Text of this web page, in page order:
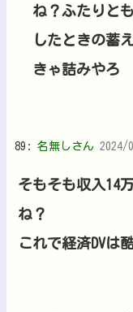
ね？ふたりと
したときの蓄
きゃ詰みやろ
89: 名無しさん 2024/
そもそも収入14
ね？
これで経済DVは